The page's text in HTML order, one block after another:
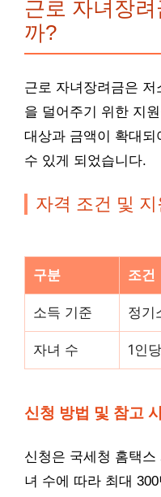
근로 자녀장
까?
근로 자녀장려금은
을 덜어주기 위한 지
대상과 금액이 확대
수 있게 되었습니다.
자격 조건 및 지
구분 조건
소득 기준 정기
자녀 수 1인
신청 방법 및 참고
신청은 국세청 홈택
녀 수에 따라 최대